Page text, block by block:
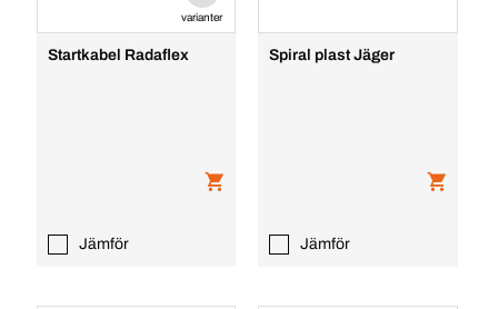
varianter
Startkabel Radaflex
Jämför
Spiral plast Jäger
Jämför